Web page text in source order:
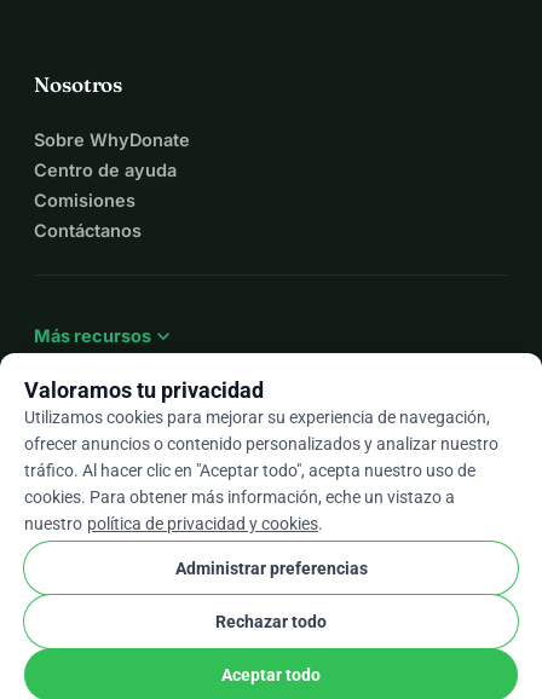
Nosotros
Sobre WhyDonate
Centro de ayuda
Comisiones
Contáctanos
Más recursos expand_more
Esarrow_drop_down
★★★★★4,9 / 5 según más de 500 reseñas
WhyDonate
Privacidad y cookies
Términos y condiciones
stripe check Socio Verificado
Valoramos tu privacidad
Utilizamos cookies para mejorar su experiencia de navegación,
ofrecer anuncios o contenido personalizados y analizar nuestro
tráfico. Al hacer clic en "Aceptar todo", acepta nuestro uso de
cookies. Para obtener más información, eche un vistazo a
nuestro política de privacidad y cookies.
Administrar preferencias
Rechazar todo
Aceptar todo